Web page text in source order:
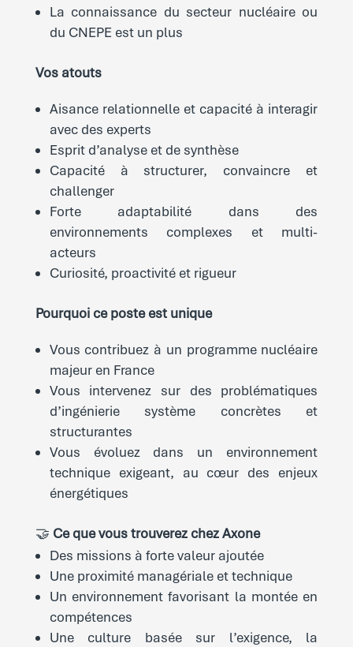
La connaissance du secteur nucléaire ou
du CNEPE est un plus
Vos atouts
Aisance relationnelle et capacité à interagir
avec des experts
Esprit d’analyse et de synthèse
Capacité à structurer, convaincre et
challenger
Forte adaptabilité dans des
environnements complexes et multi-
acteurs
Curiosité, proactivité et rigueur
Pourquoi ce poste est unique
Vous contribuez à un programme nucléaire
majeur en France
Vous intervenez sur des problématiques
d’ingénierie système concrètes et
structurantes
Vous évoluez dans un environnement
technique exigeant, au cœur des enjeux
énergétiques
🤝 Ce que vous trouverez chez Axone
Des missions à forte valeur ajoutée
Une proximité managériale et technique
Un environnement favorisant la montée en
compétences
Une culture basée sur l’exigence, la